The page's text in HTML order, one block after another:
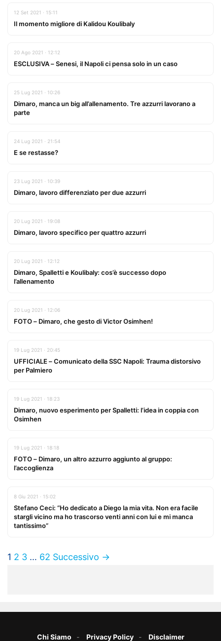
12 Set 2021 · 15:11
Il momento migliore di Kalidou Koulibaly
20 Ago 2021 · 12:12
ESCLUSIVA – Senesi, il Napoli ci pensa solo in un caso
25 Lug 2021 · 10:26
Dimaro, manca un big all’allenamento. Tre azzurri lavorano a
parte
24 Lug 2021 · 21:54
E se restasse?
23 Lug 2021 · 10:39
Dimaro, lavoro differenziato per due azzurri
20 Lug 2021 · 19:08
Dimaro, lavoro specifico per quattro azzurri
20 Lug 2021 · 12:12
Dimaro, Spalletti e Koulibaly: cos’è successo dopo
l’allenamento
20 Lug 2021 · 12:06
FOTO – Dimaro, che gesto di Victor Osimhen!
19 Lug 2021 · 20:45
UFFICIALE – Comunicato della SSC Napoli: Trauma distorsivo
per Palmiero
19 Lug 2021 · 18:23
Dimaro, nuovo esperimento per Spalletti: l’idea in coppia con
Osimhen
19 Lug 2021 · 18:18
FOTO – Dimaro, un altro azzurro aggiunto al gruppo:
l’accoglienza
8 Giu 2021 · 15:02
Stefano Ceci: “Ho dedicato a Diego la mia vita. Non era facile
stargli vicino ma ho trascorso venti anni con lui e mi manca
tantissimo”
1 2 3 … 62 Successivo →
Chi Siamo Privacy Policy Disclaimer